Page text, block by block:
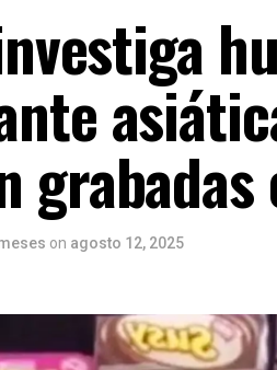
grabadas
on agosto 12, 2025